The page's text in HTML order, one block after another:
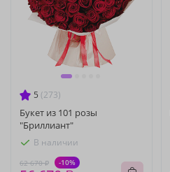
5 (273)
Букет из 101 розы
"Бриллиант"
В наличии
62 670 ₽ -10%